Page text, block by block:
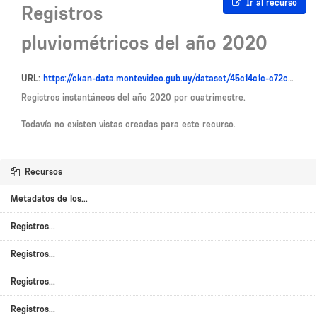
Ir al recurso
Registros
pluviométricos del año 2020
URL: https://ckan-data.montevideo.gub.uy/dataset/45c14c1c-c72c-46b6-9900-b2332ae94c8d/resource/8de9308b-4f2c-4020-9f41-19dc6761b3b6/download/pluviometros_2020.rar
Registros instantáneos del año 2020 por cuatrimestre.
Todavía no existen vistas creadas para este recurso.
Recursos
Metadatos de los...
Registros...
Registros...
Registros...
Registros...